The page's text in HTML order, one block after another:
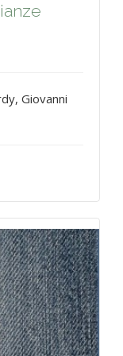
Giovanni